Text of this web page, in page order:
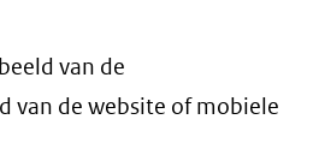
van de
van de website of mobiele